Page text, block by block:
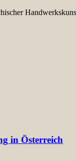
in Österreich